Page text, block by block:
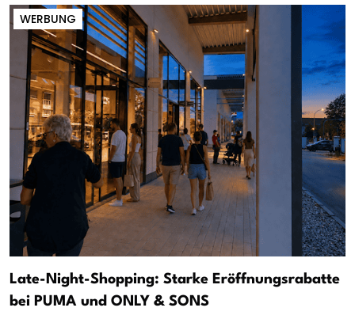
WERBUNG
Late-Night-Shopping: Starke Eröffnungsrabatte
bei PUMA und ONLY & SONS